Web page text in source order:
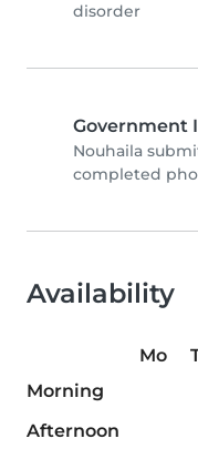
disorder
Government
Nouhaila
completed
Availability
Mo
Morning
Afternoon